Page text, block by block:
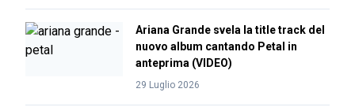
Ariana Grande svela la title track del
nuovo album cantando Petal in
anteprima (VIDEO)
29 Luglio 2026